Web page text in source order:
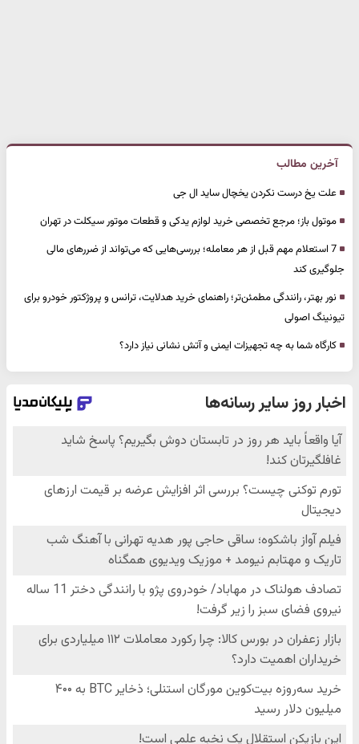
آخرین مطالب
علت یخ درست نکردن یخچال ساید ال جی
موتول باز؛ مرجع تخصصی خرید لوازم یدکی و قطعات موتور سیکلت در تهران
7 استعلام مهم قبل از هر معامله؛ بررسی‌هایی که می‌تواند از ضررهای مالی
جلوگیری کند
نور بهتر، رانندگی مطمئن‌تر؛ راهنمای خرید هدلایت، ترانس و پروژکتور خودرو برای
تیونینگ اصولی
کارگاه شما به چه تجهیزات ایمنی و آتش نشانی نیاز دارد؟